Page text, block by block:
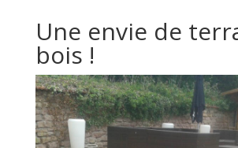
Une envie de
bois !